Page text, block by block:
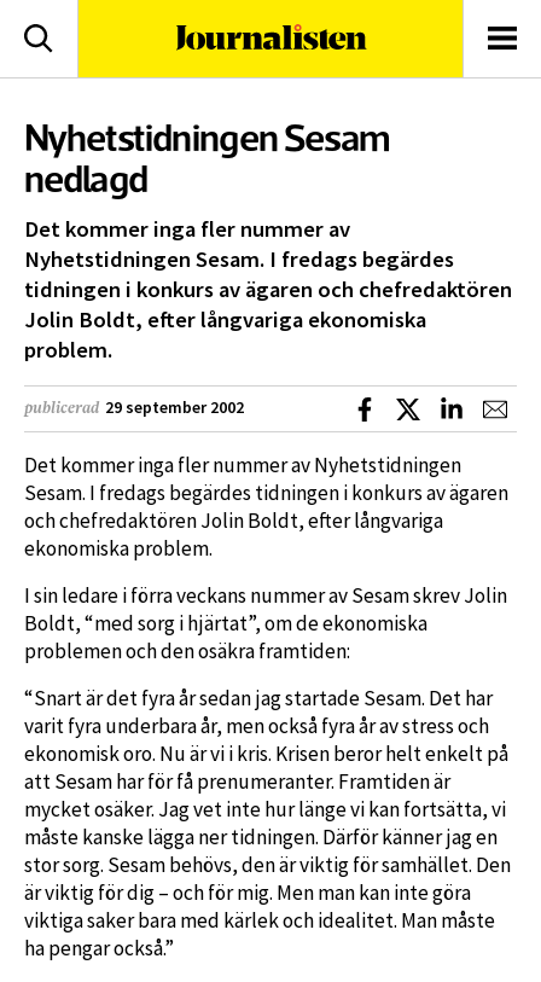
Sök
Nyhetstidningen Sesam
nedlagd
Det kommer inga fler nummer av
Nyhetstidningen Sesam. I fredags begärdes
tidningen i konkurs av ägaren och chefredaktören
Jolin Boldt, efter långvariga ekonomiska
problem.
publicerad 29 september 2002 Dela på Facebook
Dela på XDela på
Det kommer inga fler nummer av Nyhetstidningen
Sesam. I fredags begärdes tidningen i konkurs av ägaren
och chefredaktören Jolin Boldt, efter långvariga
ekonomiska problem.
I sin ledare i förra veckans nummer av Sesam skrev Jolin
Boldt, “med sorg i hjärtat”, om de ekonomiska
problemen och den osäkra framtiden:
“Snart är det fyra år sedan jag startade Sesam. Det har
varit fyra underbara år, men också fyra år av stress och
ekonomisk oro. Nu är vi i kris. Krisen beror helt enkelt på
att Sesam har för få prenumeranter. Framtiden är
mycket osäker. Jag vet inte hur länge vi kan fortsätta, vi
måste kanske lägga ner tidningen. Därför känner jag en
stor sorg. Sesam behövs, den är viktig för samhället. Den
är viktig för dig – och för mig. Men man kan inte göra
viktiga saker bara med kärlek och idealitet. Man måste
ha pengar också.”